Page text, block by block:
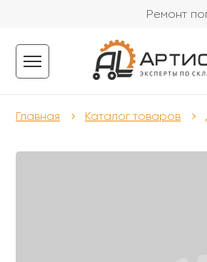
Ремонт
Главная Каталог товаров